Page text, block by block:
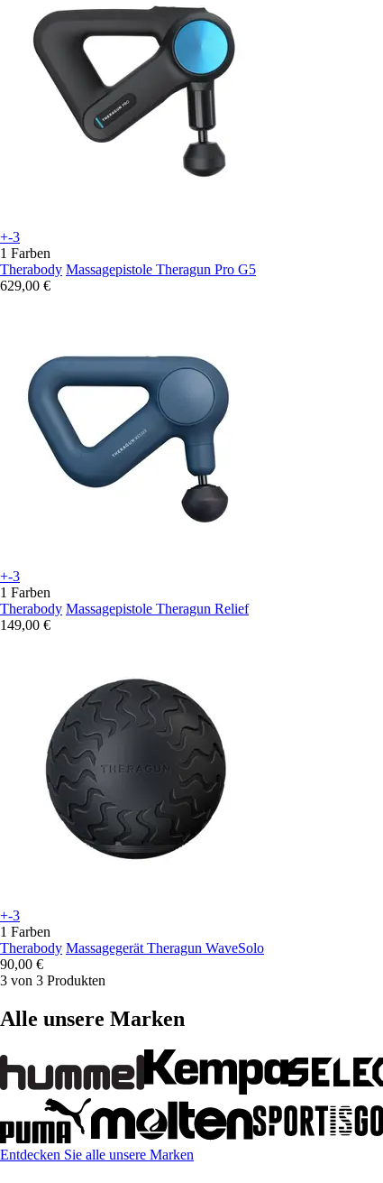
+-3
1 Farben
Therabody Massagepistole Theragun Pro G5
629,00 €
+-3
1 Farben
Therabody Massagepistole Theragun Relief
149,00 €
+-3
1 Farben
Therabody Massagegerät Theragun WaveSolo
90,00 €
3 von 3 Produkten
Alle unsere Marken
Entdecken Sie alle unsere Marken